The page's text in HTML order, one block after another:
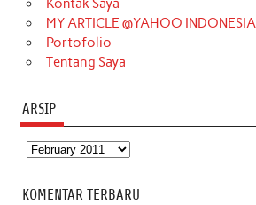
MY ARTICLE @YAHOO INDONESIA
Portofolio
Tentang Saya
ARSIP
Arsip
KOMENTAR TERBARU